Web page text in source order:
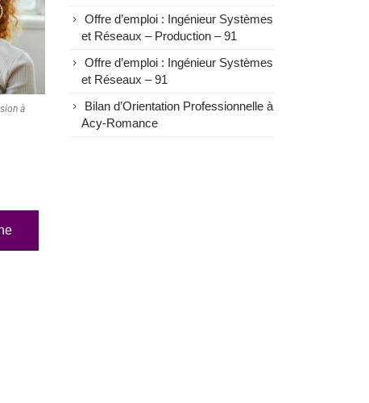
à
Offre d’emploi : Ingénieur Systèmes
et Réseaux – Production – 91
Offre d’emploi : Ingénieur Systèmes
et Réseaux – 91
Bilan d’Orientation Professionnelle à
Acy-Romance